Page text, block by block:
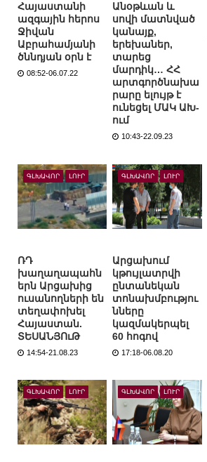
Հայաստանի
ազգային հերոս
Ջիվան
Աբրահամյանի
ծննդյան օրն է
08:52-06.07.22
Անօթևան և
սովի մատնված
կանայք,
երեխաներ,
տարեց
մարդիկ… ՀՀ
արտգործնախա
րարը ելույթ է
ունեցել ՄԱԿ ԱԽ-
ում
10:43-22.09.23
ԳԼԽԱՎՈՐ ԼՈՒՐ
ՌԴ
խաղաղապահն
երն Արցախից
ուսանողների են
տեղափոխել
Հայաստան.
ՏԵՍԱՆՅՈւԹ
14:54-21.08.23
ԳԼԽԱՎՈՐ ԼՈՒՐ
Արցախում
կթույլատրվի
ընտանեկան
տոնախմբությու
նները
կազմակերպել
60 հոգով
17:18-06.08.20
ԳԼԽԱՎՈՐ ԼՈՒՐ ԳԼԽԱՎՈՐ ԼՈՒՐ